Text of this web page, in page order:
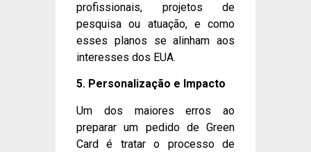
profissionais, projetos de
pesquisa ou atuação, e como
esses planos se alinham aos
interesses dos EUA.
5. Personalização e Impacto
Um dos maiores erros ao
preparar um pedido de Green
Card é tratar o processo de